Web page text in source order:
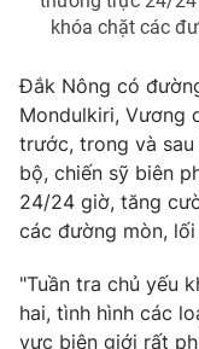
Thị trường 24h
VTV4
VTV9
Liên hệ tòa soạn
khóa chặt các
Đắk Nông có
Mondulkiri, Vương
trước, trong và sau
bộ, chiến sỹ biên
24/24 giờ, tăng
các đường mòn,
"Tuần tra chủ yếu
hai, tình hình các
vực biên giới rất